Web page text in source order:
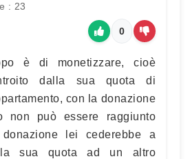
: 23
0
è di monetizzare, cioè
dalla sua quota di
con la donazione
non può essere raggiunto
lei cederebbe a
sua quota ad un altro